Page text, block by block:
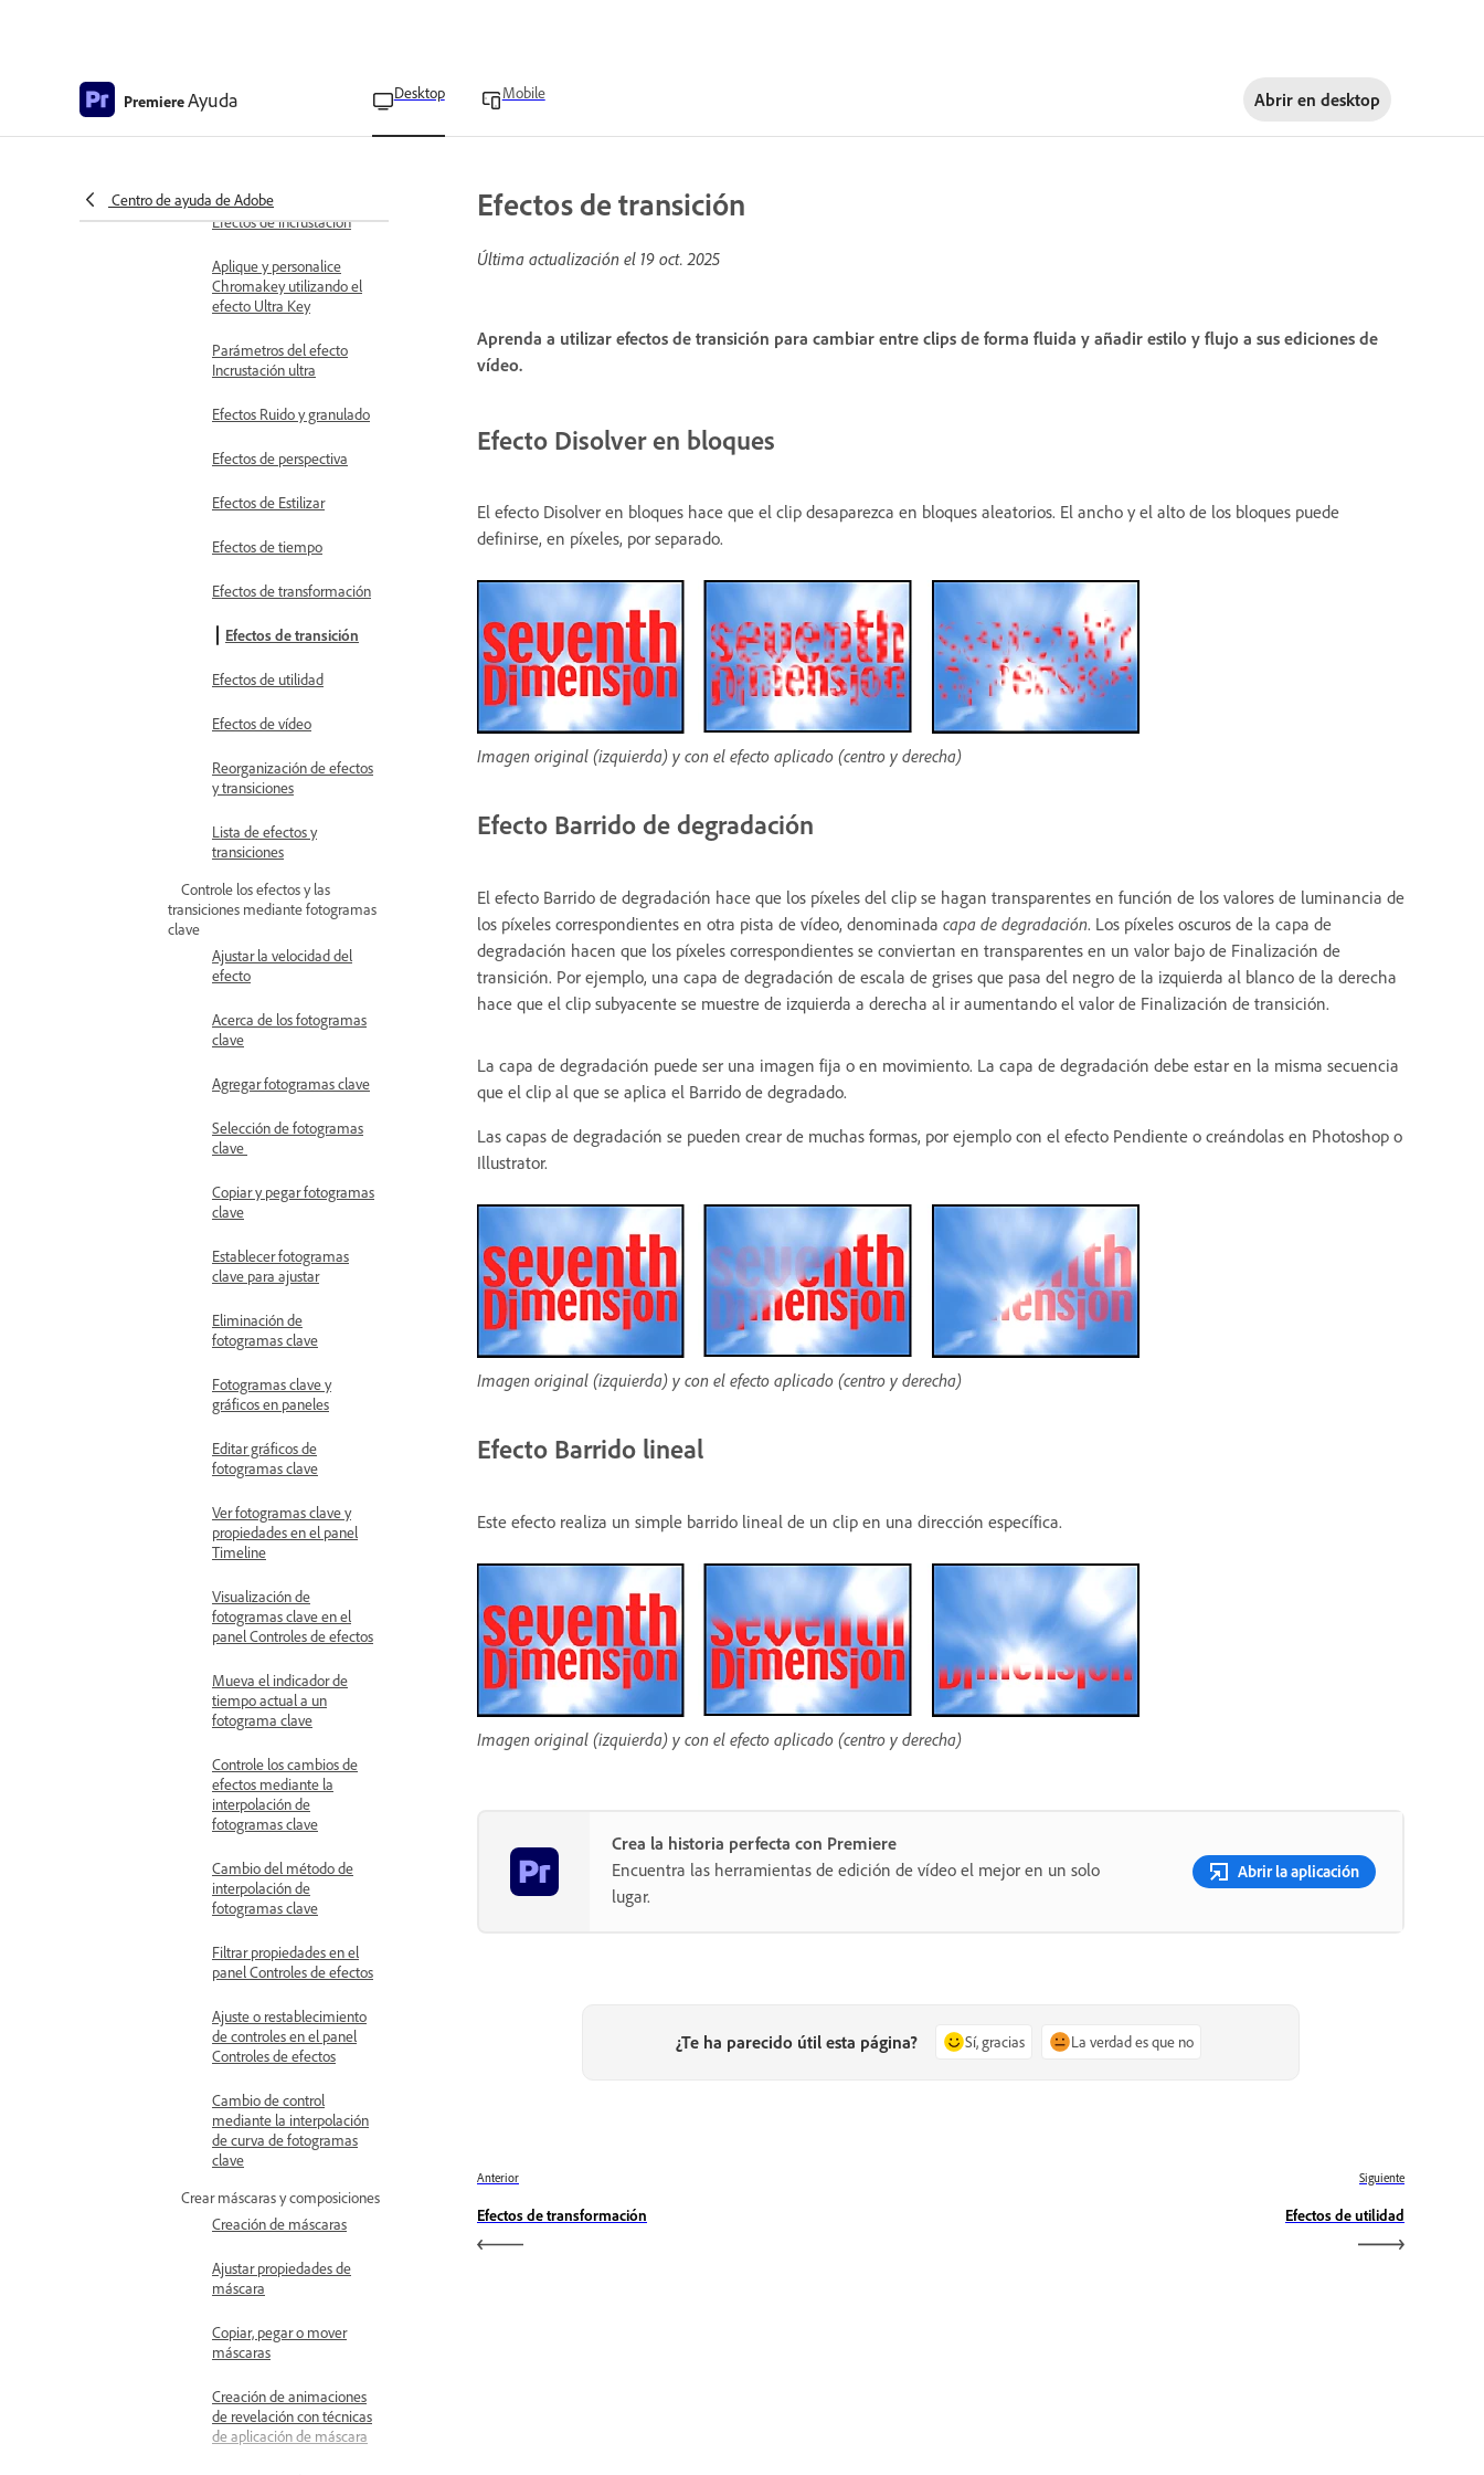
PremiereAyuda Desktop Mobile Abrir en desktop
Centro de ayuda de Adobe
Efectos de control de
imagen
Efectos de incrustación
Aplique y personalice
Chromakey utilizando el
efecto Ultra Key
Parámetros del efecto
Incrustación ultra
Efectos Ruido y granulado
Efectos de perspectiva
Efectos de Estilizar
Efectos de tiempo
Efectos de transformación
Efectos de transición
Efectos de utilidad
Efectos de vídeo
Reorganización de efectos
y transiciones
Lista de efectos y
transiciones
Controle los efectos y las
transiciones mediante fotogramas
clave
Ajustar la velocidad del
efecto
Acerca de los fotogramas
clave
Agregar fotogramas clave
Selección de fotogramas
clave
Copiar y pegar fotogramas
clave
Establecer fotogramas
clave para ajustar
Eliminación de
fotogramas clave
Fotogramas clave y
gráficos en paneles
Editar gráficos de
fotogramas clave
Ver fotogramas clave y
propiedades en el panel
Timeline
Visualización de
fotogramas clave en el
panel Controles de efectos
Mueva el indicador de
tiempo actual a un
fotograma clave
Controle los cambios de
efectos mediante la
interpolación de
fotogramas clave
Cambio del método de
interpolación de
fotogramas clave
Filtrar propiedades en el
panel Controles de efectos
Ajuste o restablecimiento
de controles en el panel
Controles de efectos
Cambio de control
mediante la interpolación
de curva de fotogramas
clave
Crear máscaras y composiciones
Creación de máscaras
Ajustar propiedades de
máscara
Copiar, pegar o mover
máscaras
Creación de animaciones
de revelación con técnicas
de aplicación de máscara
Efectos de transición
Última actualización el 19 oct. 2025
Aprenda a utilizar efectos de transición para cambiar entre clips de forma fluida y añadir estilo y flujo a sus ediciones de
vídeo.
Efecto Disolver en bloques
El efecto Disolver en bloques hace que el clip desaparezca en bloques aleatorios. El ancho y el alto de los bloques puede
definirse, en píxeles, por separado.
Imagen original (izquierda) y con el efecto aplicado (centro y derecha)
Efecto Barrido de degradación
El efecto Barrido de degradación hace que los píxeles del clip se hagan transparentes en función de los valores de luminancia de
los píxeles correspondientes en otra pista de vídeo, denominada capa de degradación. Los píxeles oscuros de la capa de
degradación hacen que los píxeles correspondientes se conviertan en transparentes en un valor bajo de Finalización de
transición. Por ejemplo, una capa de degradación de escala de grises que pasa del negro de la izquierda al blanco de la derecha
hace que el clip subyacente se muestre de izquierda a derecha al ir aumentando el valor de Finalización de transición.
La capa de degradación puede ser una imagen fija o en movimiento. La capa de degradación debe estar en la misma secuencia
que el clip al que se aplica el Barrido de degradado.
Las capas de degradación se pueden crear de muchas formas, por ejemplo con el efecto Pendiente o creándolas en Photoshop o
Illustrator.
Imagen original (izquierda) y con el efecto aplicado (centro y derecha)
Efecto Barrido lineal
Este efecto realiza un simple barrido lineal de un clip en una dirección específica.
Imagen original (izquierda) y con el efecto aplicado (centro y derecha)
Crea la historia perfecta con Premiere
Encuentra las herramientas de edición de vídeo el mejor en un solo
lugar.
Abrir la aplicación
¿Te ha parecido útil esta página? Sí, gracias La verdad es que no
Anterior
Efectos de transformación
Siguiente
Efectos de utilidad